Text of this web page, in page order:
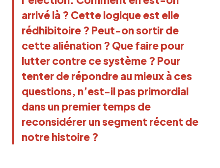
arrivé là ? Cette logique est elle
rédhibitoire ? Peut-on sortir de
cette aliénation ? Que faire pour
lutter contre ce système ? Pour
tenter de répondre au mieux à ces
questions, n’est-il pas primordial
reconsidérerun segment récent de
notre histoire ?